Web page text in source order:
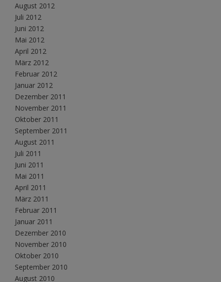
August 2012
Juli 2012
Juni 2012
Mai 2012
April 2012
März 2012
Februar 2012
Januar 2012
Dezember 2011
November 2011
Oktober 2011
September 2011
August 2011
Juli 2011
Juni 2011
Mai 2011
April 2011
März 2011
Februar 2011
Januar 2011
Dezember 2010
November 2010
Oktober 2010
September 2010
August 2010